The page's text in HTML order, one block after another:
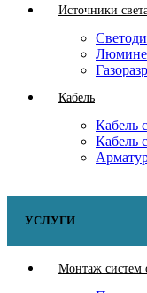
Источники
Кабель
Кабель
Кабель
УСЛУГИ
Монтаж систем